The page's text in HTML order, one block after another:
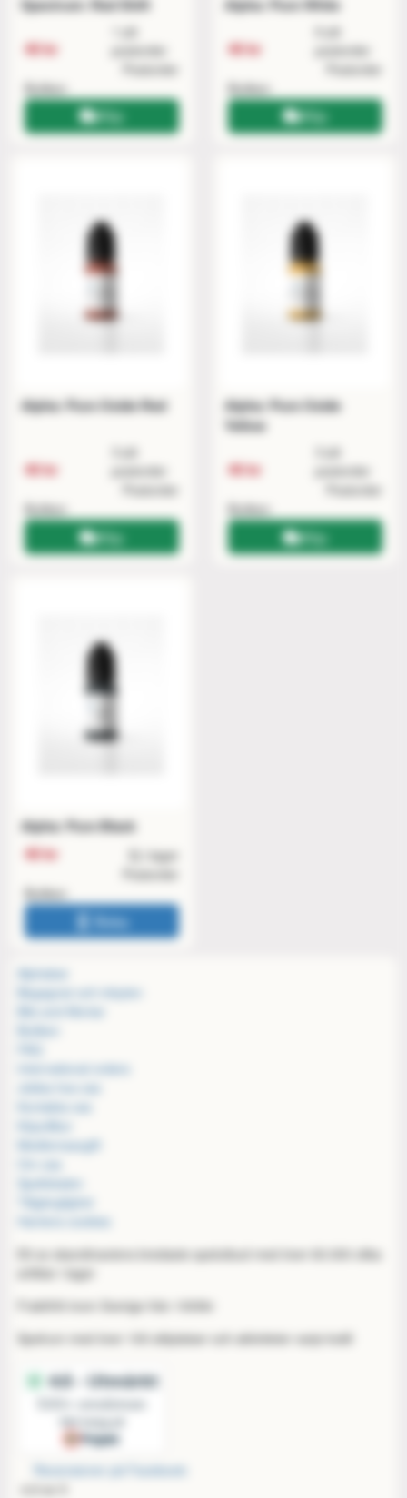
Spectrum: Red Shift
40 kr
1 på
postorder
Butiken
Postorder
Köp
Alpha: Pure White
40 kr
6 på
postorder
Butiken
Postorder
Köp
Alpha: Pure Oxide Red
40 kr
3 på
postorder
Butiken
Postorder
Köp
Alpha: Pure Oxide
Yellow
40 kr
3 på
postorder
Butiken
Postorder
Köp
Alpha: Pure Black
40 kr Ej i lager
Butiken
Boka
Alphabar
Begagnat och inbyten
International orders
Kontakta oss
Medlemsavgift
Spellokalen
Tillgänglighet
Hantera cookies
Ett av skandinaviens bredaste spelutbud med över 60.000 olika
artiklar i lager
Fraktfritt inom Sverige från 1000kr
Spelrum med över 100 sittplatser och aktiviteter varje kväll
Recensioner på Facebook: